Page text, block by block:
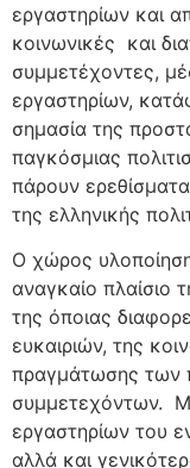
εργαστηρίων και
κοινωνικές και
συμμετέχοντες,
εργαστηρίων,
σημασία της
παγκόσμιας
πάρουν
της ελληνικής
Ο χώρος
αναγκαίο πλαίσιο
της όποιας
ευκαιριών, της
πραγμάτωσης των
συμμετεχόντων.
εργαστηρίων του
αλλά και